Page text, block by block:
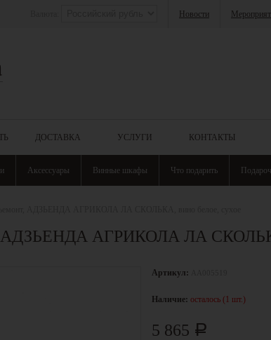
Новости
ДОСТАВКА УСЛУГИ КОНТАКТЫ
Аксессуары Винные шкафы Что подарить
АДЗЬЕНДА АГРИКОЛА ЛА
Артикул:
Наличие: осталось (1 шт.)
5 865 Р